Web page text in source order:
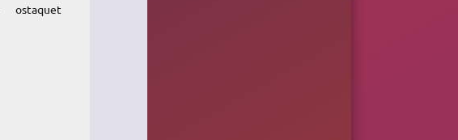
ostaquet